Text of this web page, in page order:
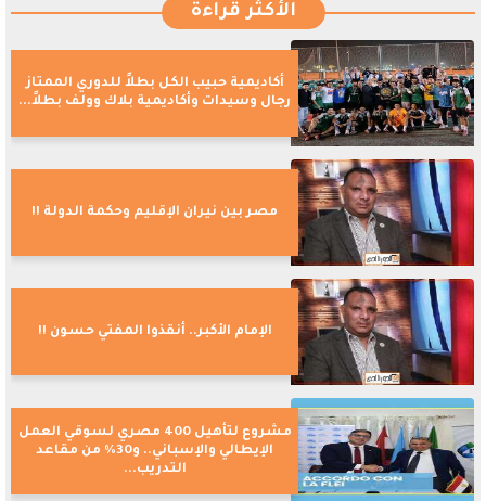
الأكثر قراءةً
أكاديمية حبيب الكل بطلاً للدوري الممتاز
رجال وسيدات وأكاديمية بلاك وولف بطلاً...
مصر بين نيران الإقليم وحكمة الدولة !!
الإمام الأكبر.. أنقذوا المفتي حسون !!
مشروع لتأهيل 400 مصري لسوقي العمل
الإيطالي والإسباني.. و30% من مقاعد
التدريب...